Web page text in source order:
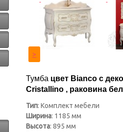
>
Тумба цвет Bianco с
Cristallino , раковина
Тип: Комплект мебели
Ширина: 1185 мм
Высота: 895 мм